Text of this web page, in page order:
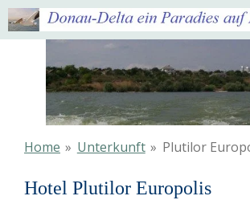
Ga
direct
hoofdinhoud
Home » Unterkunft » Plutilor
Hotel Plutilor Europolis